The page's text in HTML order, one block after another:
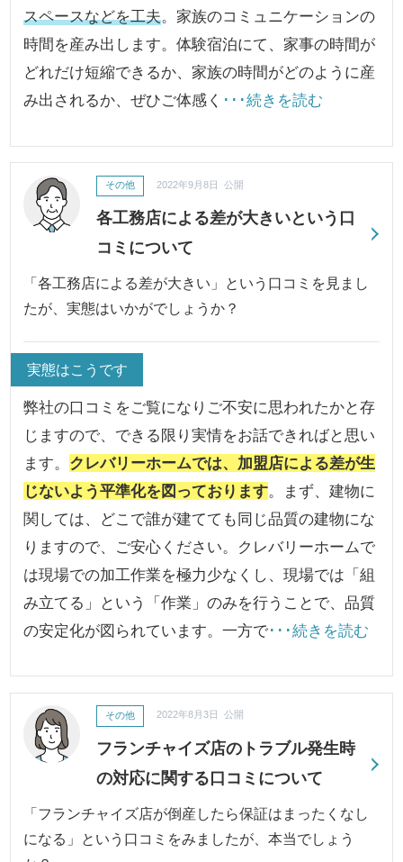
スペースなどを工夫。家族のコミュニケーションの
時間を産み出します。体験宿泊にて、家事の時間が
どれだけ短縮できるか、家族の時間がどのように産
み出されるか、ぜひご体感く ･･･続きを読む
各工務店による差が大きいという口
コミについて
その他 2022年9月8日 公開
「各工務店による差が大きい」という口コミを見まし
たが、実態はいかがでしょうか？
実態はこうです
弊社の口コミをご覧になりご不安に思われたかと存
じますので、できる限り実情をお話できればと思い
ます。 クレバリーホームでは、加盟店による差が生
じないよう平準化を図っております。まず、建物に
関しては、どこで誰が建てても同じ品質の建物にな
りますので、ご安心ください。クレバリーホームで
は現場での加工作業を極力少なくし、現場では「組
み立てる」という「作業」のみを行うことで、品質
の安定化が図られています。一方で･･･続きを読む
フランチャイズ店のトラブル発生時
の対応に関する口コミについて
その他 2022年8月3日 公開
「フランチャイズ店が倒産したら保証はまったくなし
になる」という口コミをみましたが、本当でしょう